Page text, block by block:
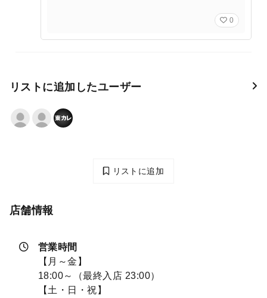
0
リストに追加したユーザー
リストに追加
店舗情報
営業時間
【月～金】
18:00～（最終入店 23:00）
【土・日・祝】